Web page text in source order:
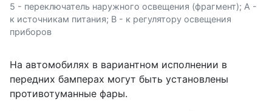
5 - переключатель наружного освещения (фрагмент); А -
к источникам питания; В - к регулятору освещения
приборов
На автомобилях в вариантном исполнении в
передних бамперах могут быть установлены
противотуманные фары.